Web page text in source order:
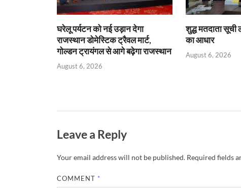
घरेलू पर्यटन को नई उड़ान देगा
राजस्थान डोमेस्टिक ट्रैवल मार्ट,
गोल्डन ट्रायंगल से आगे बढ़ेगा राजस्थान
August 6, 2026
शुद्ध मतदाता
का आधार
August 6, 2026
Leave a Reply
Your email address will not be published. Required fields
COMMENT *